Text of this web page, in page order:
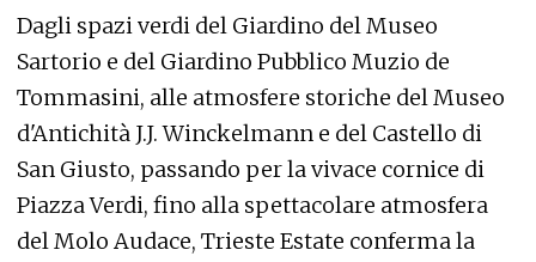
Dagli spazi verdi del Giardino del Museo
Sartorio e del Giardino Pubblico Muzio de
Tommasini, alle atmosfere storiche del Museo
d'Antichità J.J. Winckelmann e del Castello di
San Giusto, passando per la vivace cornice di
Piazza Verdi, fino alla spettacolare atmosfera
del Molo Audace, Trieste Estate conferma la